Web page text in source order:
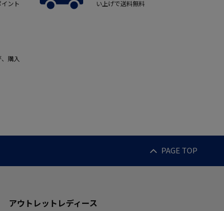
ント
い上げで送料無料
購入
PAGE TOP
アウトレットレディース